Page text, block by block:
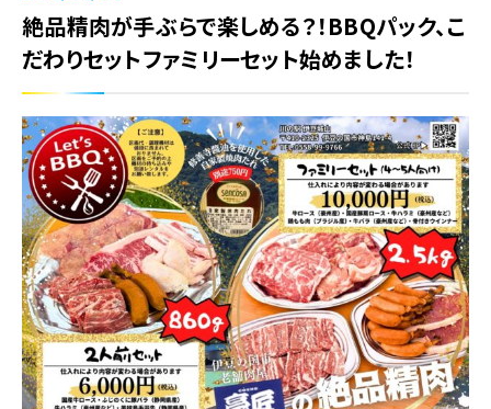
絶品精肉が手ぶらで楽しめる？！BBQパック、こ
だわりセットファミリーセット始めました！